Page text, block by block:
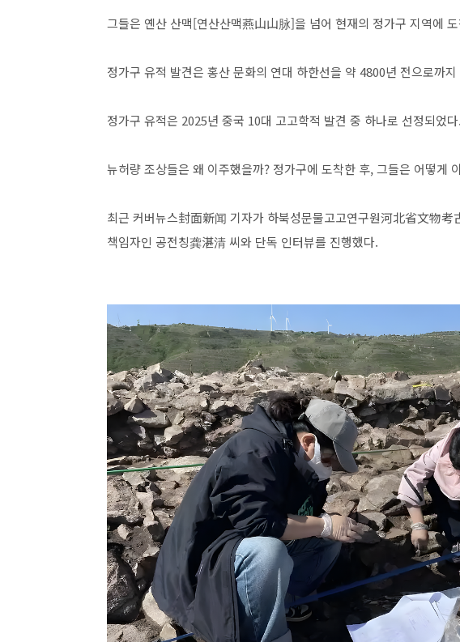
그들은 옌산 산맥[연산산맥燕山山脉]을 넘어 현재의 정가구 지역에
정가구 유적 발견은 홍산 문화의 연대 하한선을 약 4800년 전으로까
정가구 유적은 2025년 중국 10대 고고학적 발견 중 하나로 선정되었다.
뉴허량 조상들은 왜 이주했을까? 정가구에 도착한 후, 그들은 어떻게
최근 커버뉴스封面新闻 기자가 하북성문물고고연구원河北省文物
책임자인 공전칭龚湛清 씨와 단독 인터뷰를 진행했다.